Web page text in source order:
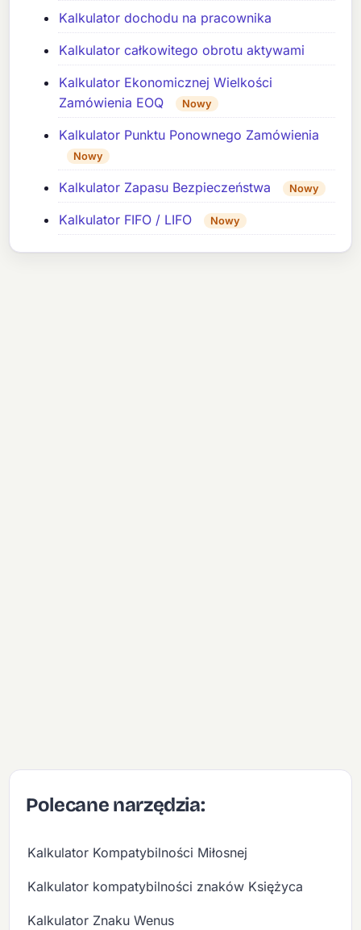
Kalkulator dochodu na pracownika
Kalkulator całkowitego obrotu aktywami
Kalkulator Ekonomicznej Wielkości
Zamówienia EOQ
Nowy
Kalkulator Punktu Ponownego Zamówienia
Nowy
Kalkulator Zapasu Bezpieczeństwa Nowy
Kalkulator FIFO / LIFO Nowy
Polecane narzędzia:
Kalkulator Kompatybilności Miłosnej
Kalkulator kompatybilności znaków Księżyca
Kalkulator Znaku Wenus